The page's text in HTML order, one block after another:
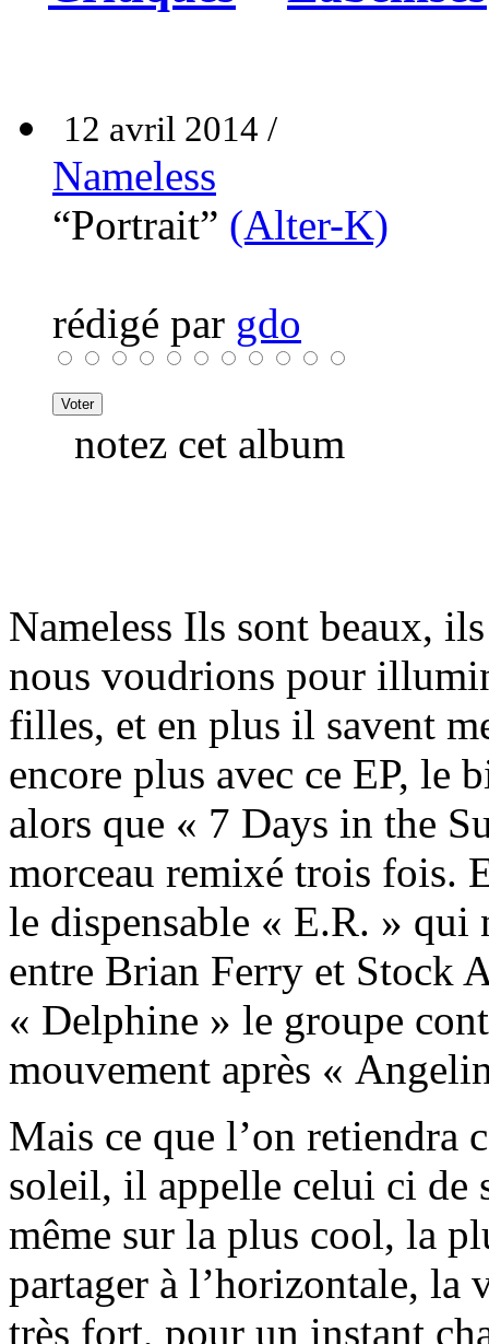
12 avril 2014 /
Nameless
“Portrait” (Alter-K)
rédigé par gdo
notez cet album
Nameless Ils sont beaux,
nous voudrions pour
filles, et en plus il savent
encore plus avec ce EP, le
alors que « 7 Days in the
morceau remixé trois fois.
le dispensable « E.R. » qui
entre Brian Ferry et Stock
« Delphine » le groupe
mouvement après «
Mais ce que l’on retiendra
soleil, il appelle celui ci de
même sur la plus cool, la
partager à l’horizontale, la
très fort, pour un instant